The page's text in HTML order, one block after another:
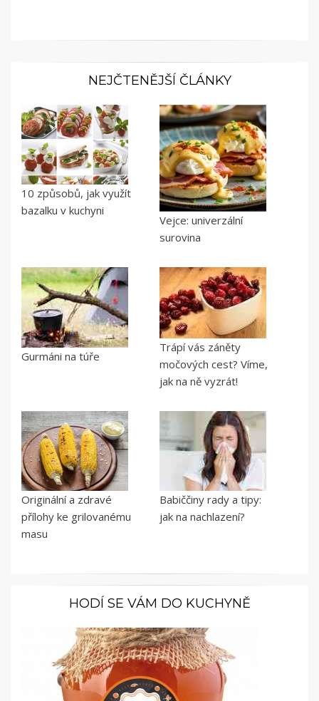
NEJČTENĚJŠÍ ČLÁNKY
10 způsobů, jak využít
bazalku v kuchyni
Vejce: univerzální
surovina
Gurmáni na túře
Trápí vás záněty
močových cest? Víme,
jak na ně vyzrát!
Originální a zdravé
přílohy ke grilovanému
masu
Babiččiny rady a tipy:
jak na nachlazení?
HODÍ SE VÁM DO KUCHYNĚ